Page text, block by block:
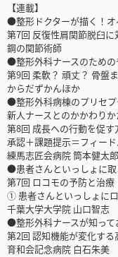
【連載】
●整形ドクターが描く！オ
第7回 反復性肩関節脱臼に
鋼の関節術師
●整形外科ナースのため
第9回 柔軟？ 頑丈？ 骨盤
からだずかんほか
●整形外科病棟のプリセ
新人ナースとのかかわりか
第8回 成長への行動を促す
承認＋課題提示＝フィー
練馬志匠会病院 筒本健太郎
●患者さんといっしょに
第7回 ロコモの予防と治療
① 患者さんといっしょに
千葉大学大学院 山口智志
●整形外科ナースが知って
第2回 認知機能が変化する
育和会記念病院 白石朱美